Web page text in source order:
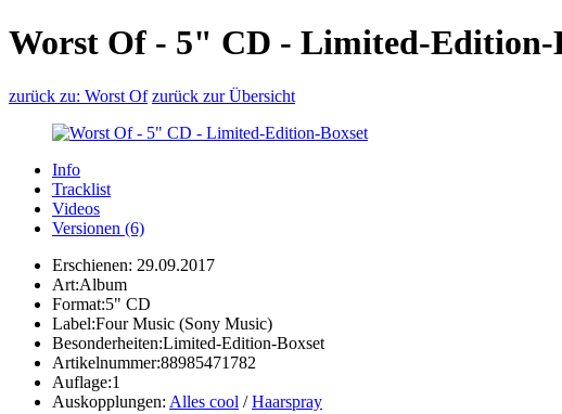
Worst Of - 5" CD - Limited-Edition-
zurück zu: Worst Of zurück zur Übersicht
Info
Tracklist
Videos
Versionen (6)
Erschienen: 29.09.2017
Art:Album
Format:5" CD
Label:Four Music (Sony Music)
Besonderheiten:Limited-Edition-Boxset
Artikelnummer:88985471782
Auflage:1
Auskopplungen: Alles cool /Haarspray